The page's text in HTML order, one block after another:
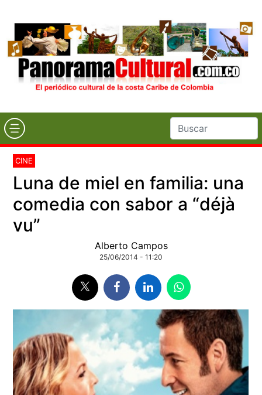
CINE
Luna de miel en familia: una
comedia con sabor a “déjà
vu”
Alberto Campos
25/06/2014 - 11:20